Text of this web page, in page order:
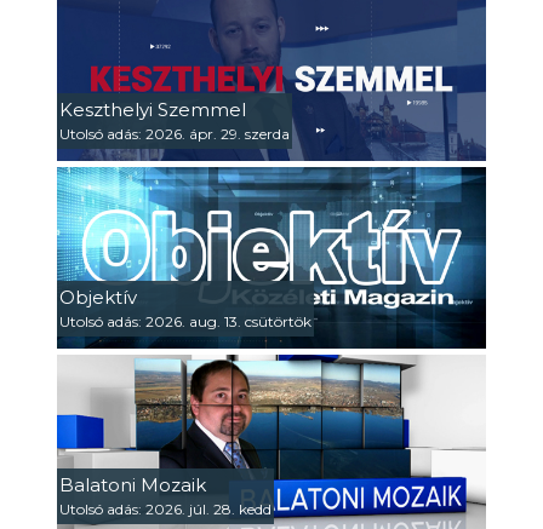
Keszthelyi Szemmel
Utolsó adás: 2026. ápr. 29. szerda
Objektív
Utolsó adás: 2026. aug. 13. csütörtök
Balatoni Mozaik
Utolsó adás: 2026. júl. 28. kedd